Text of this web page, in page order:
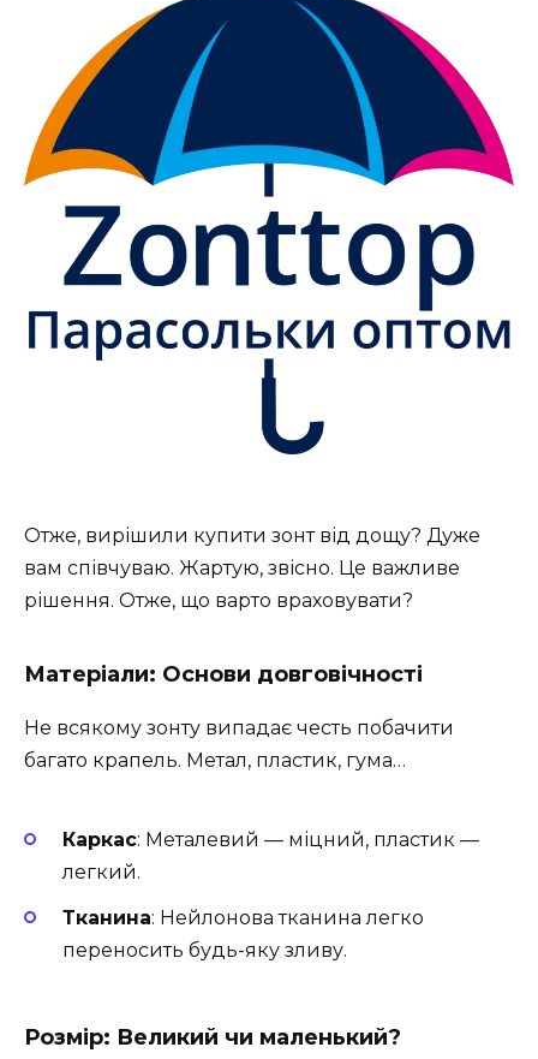
Отже, вирішили купити зонт від дощу? Дуже
вам співчуваю. Жартую, звісно. Це важливе
рішення. Отже, що варто враховувати?
Матеріали: Основи довговічності
Не всякому зонту випадає честь побачити
багато крапель. Метал, пластик, гума…
Каркас: Металевий — міцний, пластик —
легкий.
Тканина: Нейлонова тканина легко
переносить будь-яку зливу.
Розмір: Великий чи маленький?